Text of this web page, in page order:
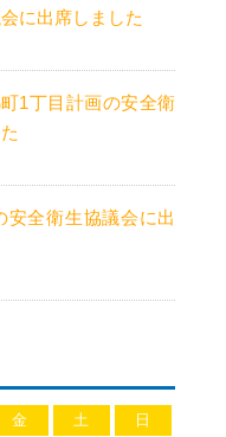
に出席しました
1丁目計画の安全衛
安全衛生協議会に出
金 土 日